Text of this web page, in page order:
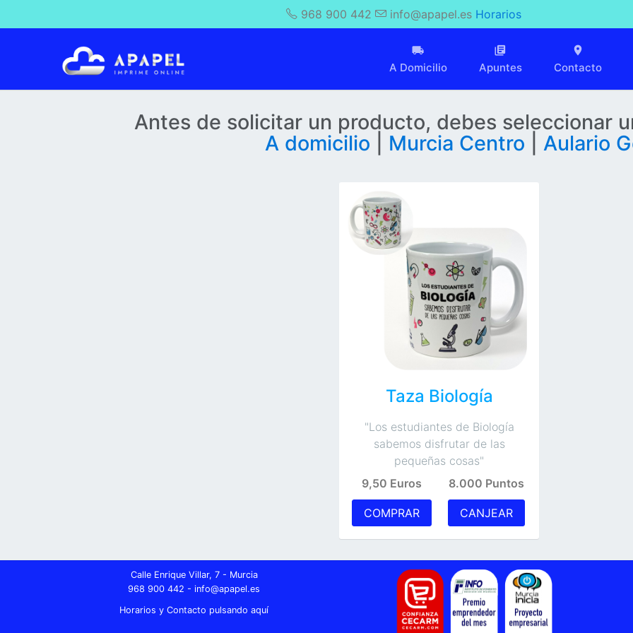
968 900 442 info@apapel.es Horarios
A Domicilio Apuntes Contacto
Antes de solicitar un producto, debes seleccionar
A domicilio
Murcia Centro Aulario
Taza Biología
"Los estudiantes de Biología
sabemos disfrutar de las
pequeñas cosas"
9,50 Euros
COMPRAR
8.000 Puntos
CANJEAR
Calle Enrique Villar, 7 - Murcia
968 900 442 - se.lepapa@ofni
Horarios y Contacto pulsando aquí